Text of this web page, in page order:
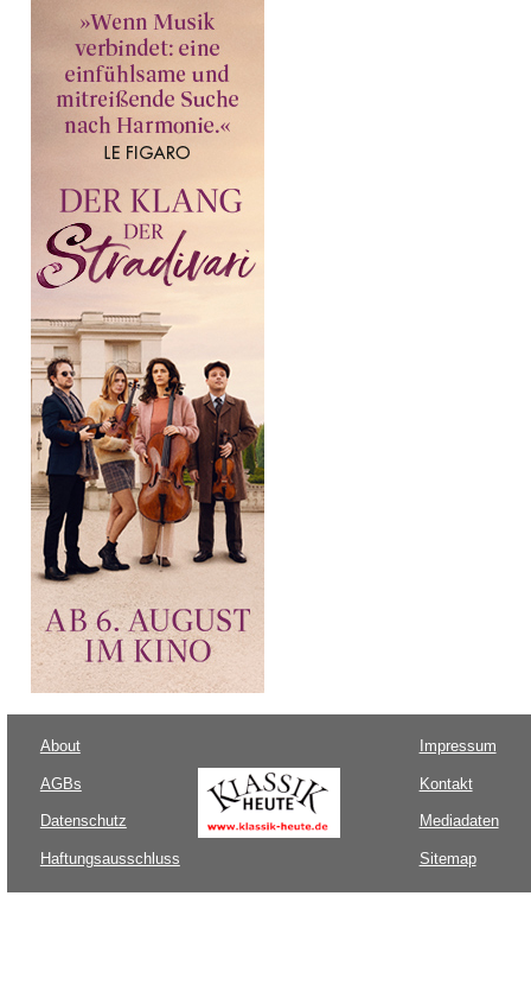
About
AGBs
Datenschutz
Haftungsausschluss
Impressum
Kontakt
Mediadaten
Sitemap